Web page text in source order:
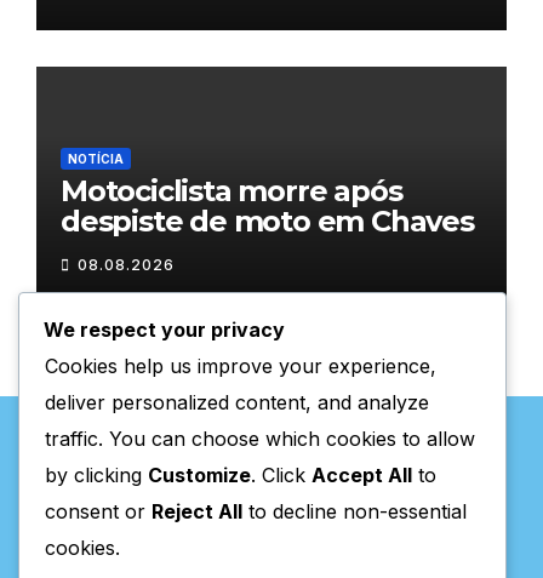
NOTÍCIA
Motociclista morre após
despiste de moto em Chaves
08.08.2026
Valpaços Online
We respect your privacy
Cookies help us improve your experience,
deliver personalized content, and analyze
traffic. You can choose which cookies to allow
by clicking Customize. Click Accept All to
consent or Reject All to decline non-essential
cookies.